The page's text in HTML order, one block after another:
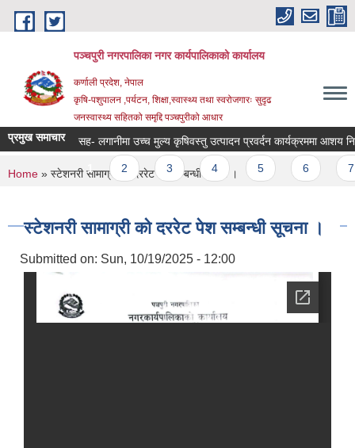
Skip to main content
पञ्चपुरी नगरपालिका नगर कार्यपालिकाको कार्यालय
कर्णाली प्रदेश, नेपाल
कृषि-पशुपालन ,पर्यटन, शिक्षा,स्वास्थ्य तथा स्वरोजगारः सुदृढ
जनस्वास्थ्य सहितको समृद्दि पञ्चपुरीको आधार
प्रमुख समाचारसह- लगानीमा उच्च मुल्य कृषिवस्तु उत्पादन प्रवर्दन कार्यक्रममा आशय निवेदन
Pages
1 2 3 4 5
You are here
Home » स्टेशनरी सामाग्री को दररेट पेश सम्बन्धी सूचना ।
स्टेशनरी सामाग्री को दररेट पेश सम्बन्धी सूचना ।
Submitted on: Sun, 10/19/2025 - 12:00